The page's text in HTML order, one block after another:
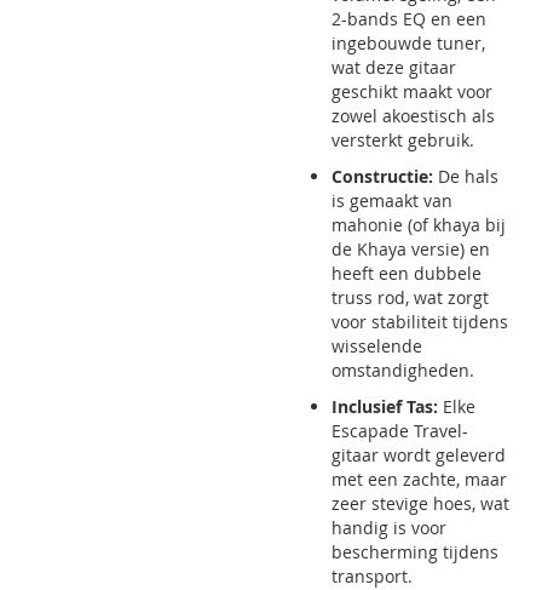
2-bands EQ en een
ingebouwde tuner,
wat deze gitaar
geschikt maakt voor
zowel akoestisch als
versterkt gebruik.
Constructie: De hals
is gemaakt van
mahonie (of khaya bij
de Khaya versie) en
heeft een dubbele
truss rod, wat zorgt
voor stabiliteit tijdens
wisselende
omstandigheden.
Inclusief Tas: Elke
Escapade Travel-
gitaar wordt geleverd
met een zachte, maar
zeer stevige hoes, wat
handig is voor
bescherming tijdens
transport.